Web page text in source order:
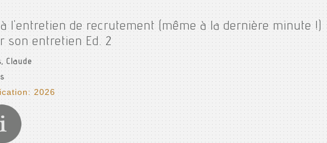
l'entretien de recrutement (même à la dernière minute !)
son entretien Ed. 2
Claude
2026